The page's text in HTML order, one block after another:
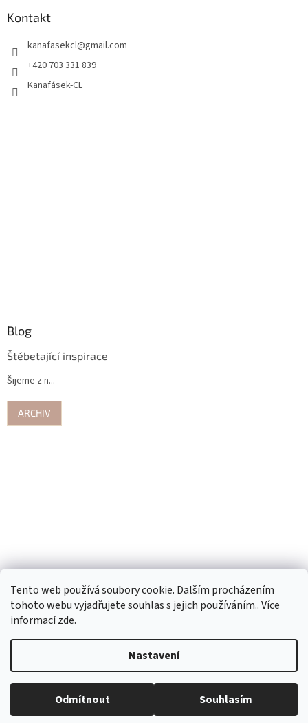
Tento web používá soubory cookie. Dalším procházením
tohoto webu vyjadřujete souhlas s jejich používáním.. Více
informacízde.
Nastavení
Odmítnout Souhlasím
Kontakt
kanafasekcl@gmail.com
+420 703 331 839
Kanafásek-CL
Blog
Štěbetající inspirace
Šijeme z n...
ARCHIV
Vytvořil Shoptet
Copyright 2026Kanafásek-CL . Všechna práva vyhrazena.